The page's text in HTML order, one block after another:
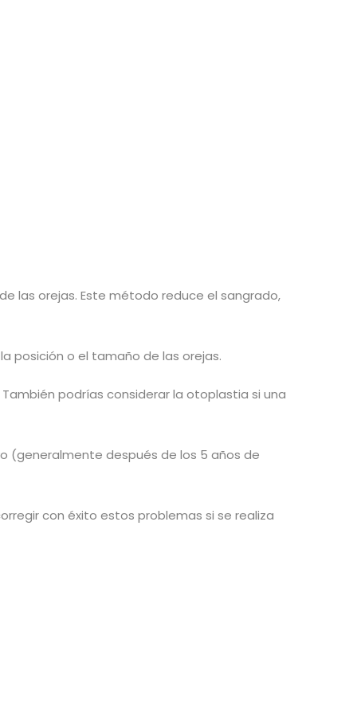
las orejas. Este método reduce el sangrado,
posición o el tamaño de las orejas.
podrías considerar la otoplastia si una
(generalmente después de los 5 años de
con éxito estos problemas si se realiza